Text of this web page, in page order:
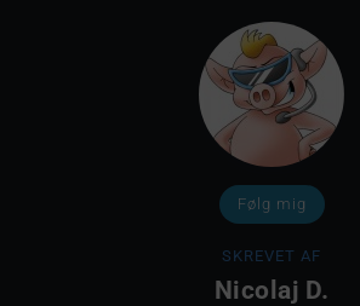
Følg mig
SKREVET AF
Nicolaj D.